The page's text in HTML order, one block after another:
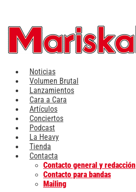
contenido
Noticias
Volumen Brutal
Lanzamientos
Cara a Cara
Artículos
Conciertos
Podcast
La Heavy
Tienda
Contacta
Contacto general y redacción
Contacto para bandas
Mailing